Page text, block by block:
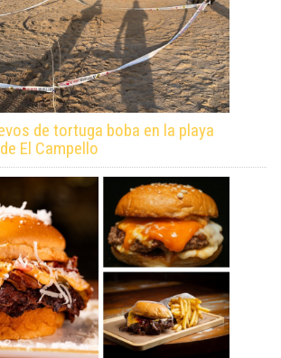
de tortuga boba en la playa
El Campello